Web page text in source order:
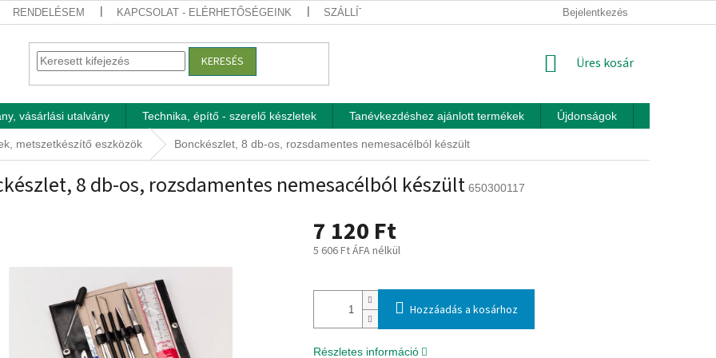
RENDELÉSEM KAPCSOLAT - ELÉRHETŐSÉGEINK SZÁLLÍTÁSI FELTÉTELEK ÜZLETI FELTÉTELEK (ÁSZF)
Bejelentkezés
KERESÉS KOSÁR
Üres kosár
vásárlási utalvány Technika, építő - szerelő készletek Tanévkezdéshez ajánlott termékek Újdonságok
metszetkészítő eszközök Bonckészlet, 8 db-os, rozsdamentes nemesacélból készült
8 db-os, rozsdamentes nemesacélból készült 650300117
7 120 Ft
5 606 Ft ÁFA nélkül
Hozzáadás a kosárhoz
Részletes információ